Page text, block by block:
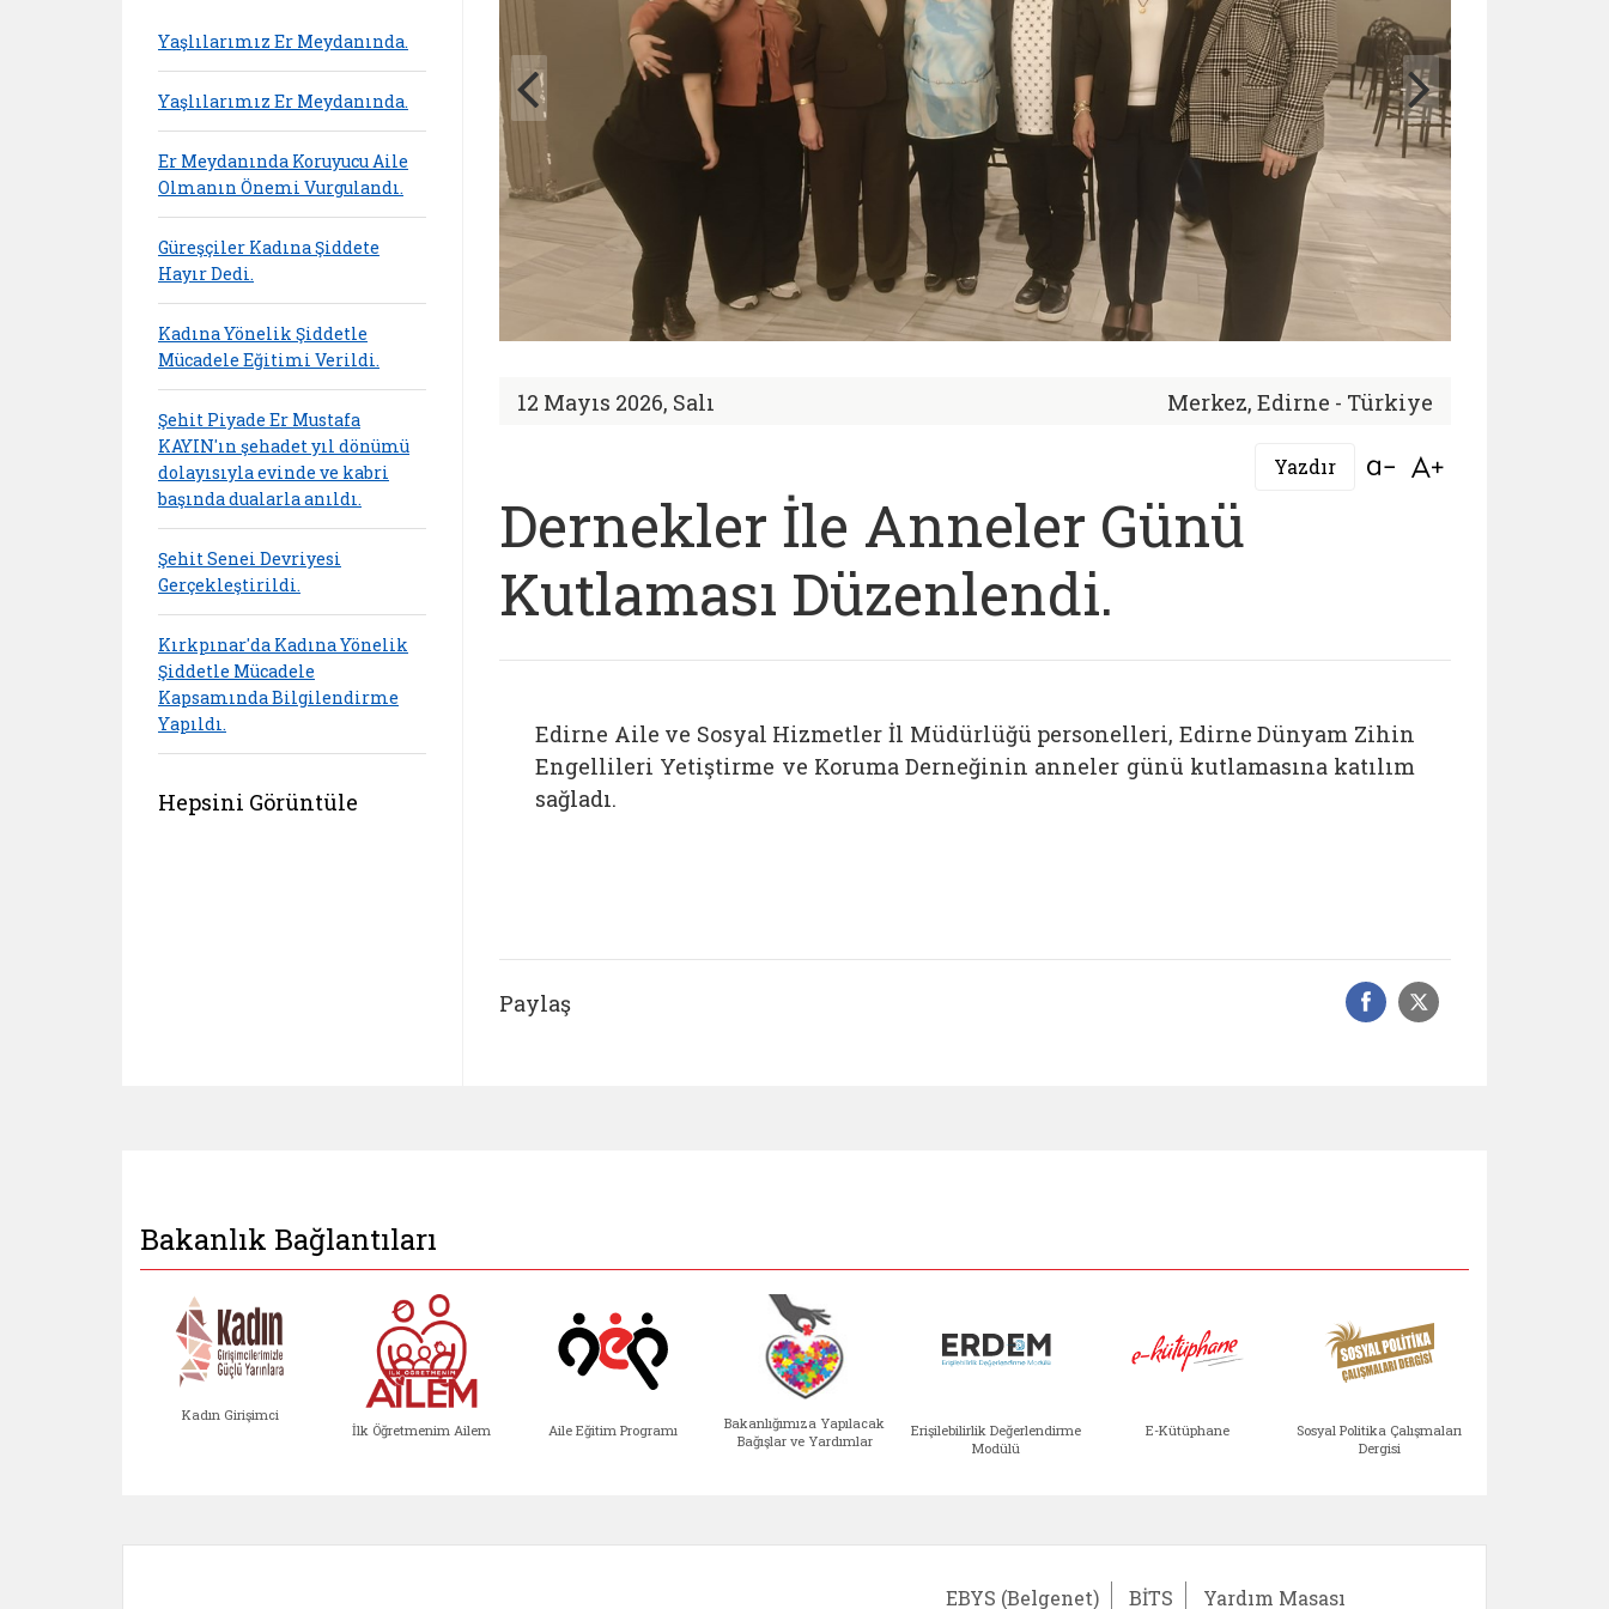
12 Mayıs 2026, Salı Merkez, Edirne - Türkiye
Yazdır Bağlantıyı aç
Dernekler İle Anneler Günü
Kutlaması Düzenlendi.
Edirne Aile ve Sosyal Hizmetler İl Müdürlüğü personelleri, Edirne Dünyam Zihin
Engellileri Yetiştirme ve Koruma Derneğinin anneler günü kutlamasına katılım
sağladı.
Paylaş Facebook
Sosyal
Yaşlılarımız Er Meydanında.
Yaşlılarımız Er Meydanında.
Er Meydanında Koruyucu Aile
Olmanın Önemi Vurgulandı.
Güreşçiler Kadına Şiddete
Hayır Dedi.
Kadına Yönelik Şiddetle
Mücadele Eğitimi Verildi.
Şehit Piyade Er Mustafa
KAYIN'ın şehadet yıl dönümü
dolayısıyla evinde ve kabri
başında dualarla anıldı.
Şehit Senei Devriyesi
Gerçekleştirildi.
Kırkpınar'da Kadına Yönelik
Şiddetle Mücadele
Kapsamında Bilgilendirme
Yapıldı.
Hepsini Görüntüle
Bakanlık Bağlantıları
Kadın Girişimci
İlk Öğretmenim Ailem Aile Eğitim Programı
Bakanlığımıza Yapılacak
Bağışlar ve Yardımlar
Erişilebilirlik Değerlendirme
Modülü
E-Kütüphane
Sosyal Politika Çalışmaları
Dergisi
EBYS (Belgenet) BİTS Yardım Masası